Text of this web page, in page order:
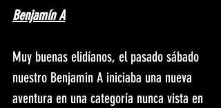
Benjamín A
Muy buenas elidíanos, el pasado sábado
nuestro Benjamin A iniciaba una nueva
aventura en una categoría nunca vista en